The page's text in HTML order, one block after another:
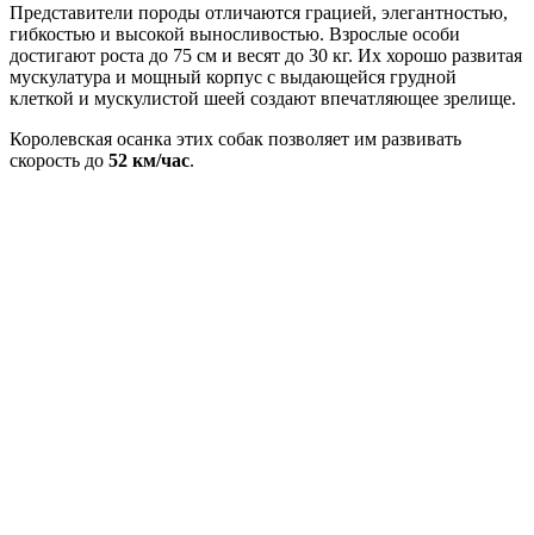
Представители породы отличаются грацией, элегантностью,
гибкостью и высокой выносливостью. Взрослые особи
достигают роста до 75 см и весят до 30 кг. Их хорошо развитая
мускулатура и мощный корпус с выдающейся грудной
клеткой и мускулистой шеей создают впечатляющее зрелище.
Королевская осанка этих собак позволяет им развивать
скорость до 52 км/час.